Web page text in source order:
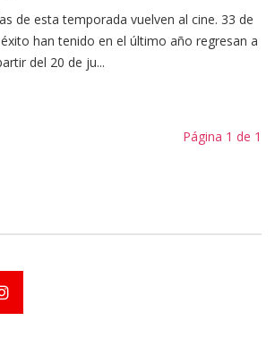
de esta temporada vuelven al cine. 33 de
han tenido en el último año regresan a
del 20 de ju...
Página 1 de 1